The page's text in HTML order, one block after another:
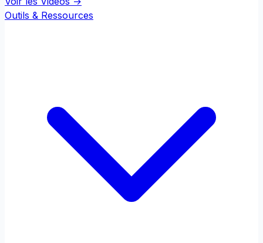
Outils & Ressources